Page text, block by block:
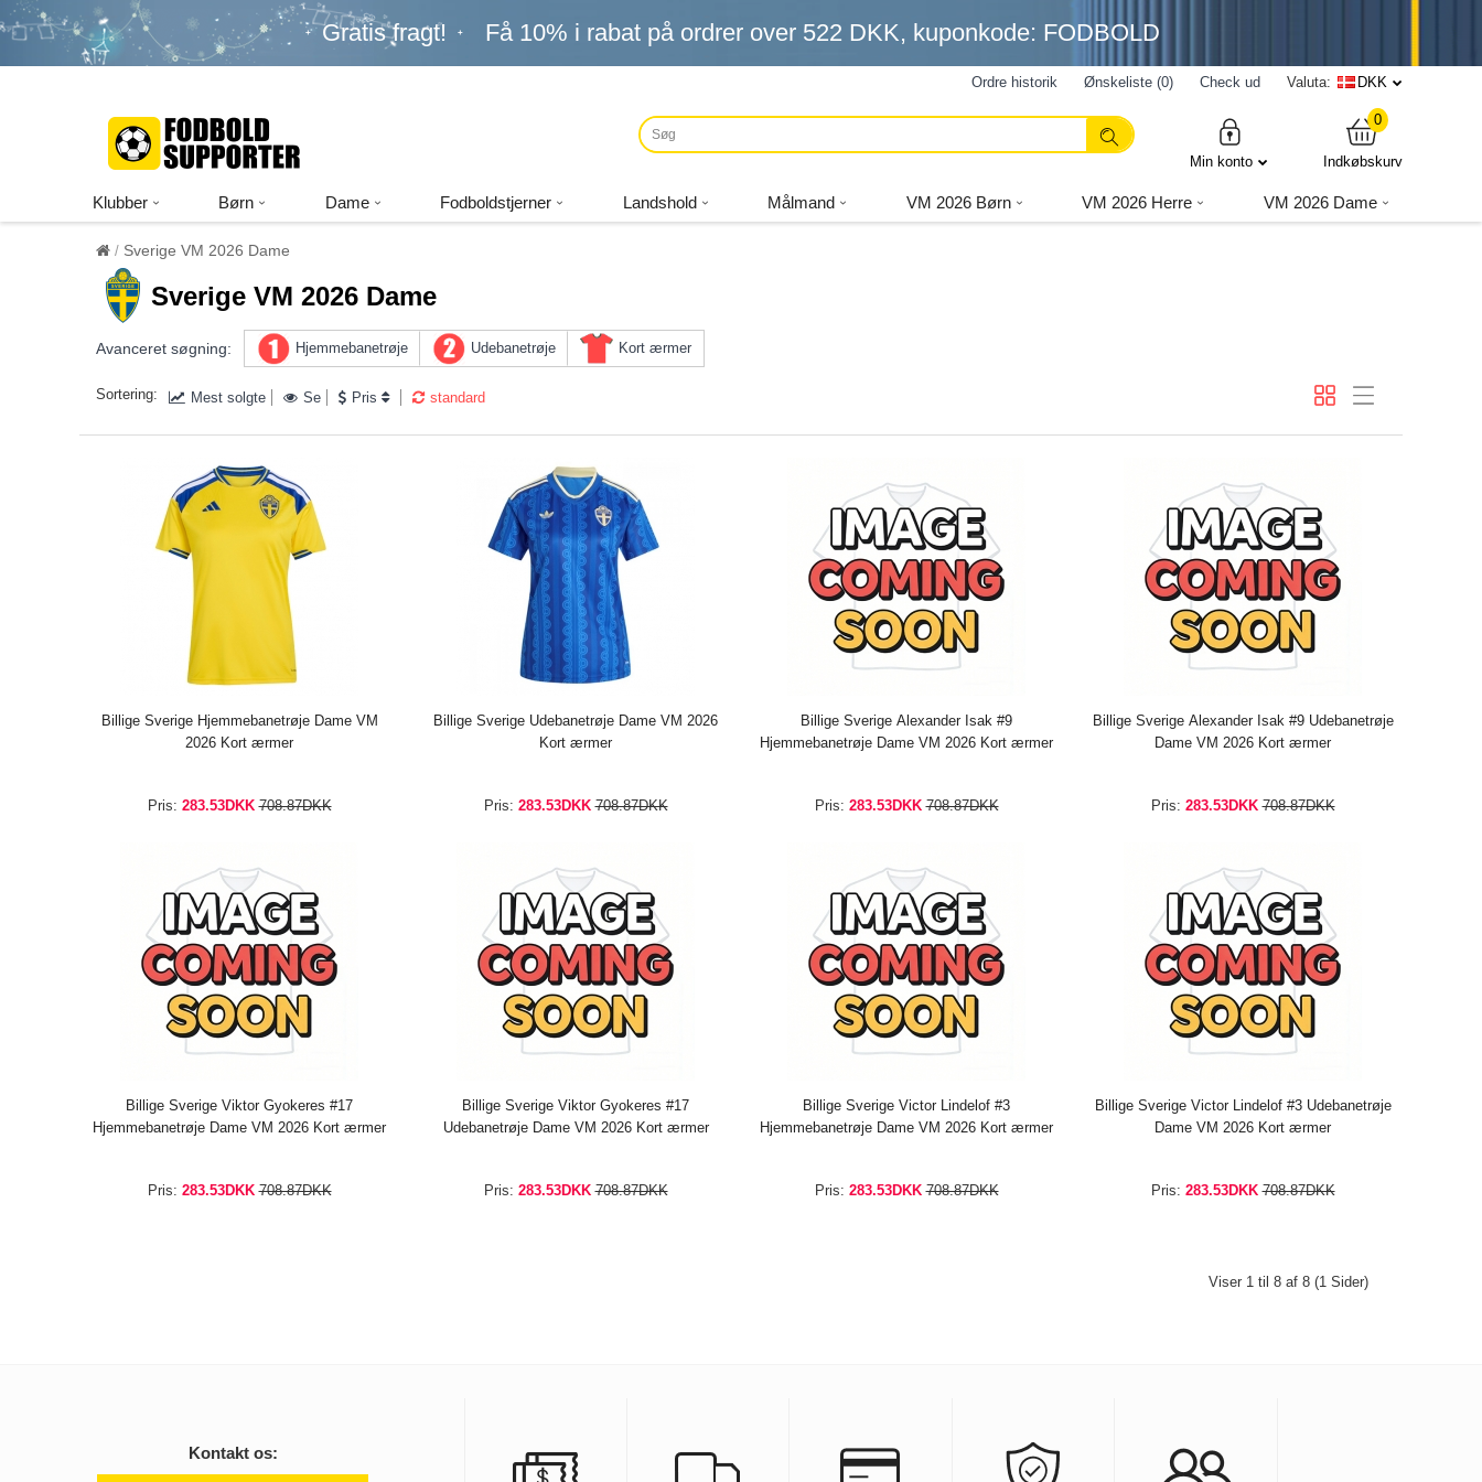
Gratis fragt! Få 10% i rabat på ordrer over 522 DKK, kuponkode: FODBOLD
Ordre historik Ønskeliste (0) Check ud Valuta: DKK
Min konto
0
Indkøbskurv
Klubber Børn Dame Fodboldstjerner Landshold Målmand VM 2026 Børn VM 2026 Herre VM 2026 Dame
Sverige VM 2026 Dame
Sverige VM 2026 Dame
Avanceret søgning: Hjemmebanetrøje Udebanetrøje Kort ærmer
Sortering: Mest solgte Se Pris standard
Billige Sverige Hjemmebanetrøje Dame VM
2026 Kort ærmer
Pris: 283.53DKK 708.87DKK
Billige Sverige Udebanetrøje Dame VM 2026
Kort ærmer
Pris: 283.53DKK 708.87DKK
Billige Sverige Alexander Isak #9
Hjemmebanetrøje Dame VM 2026 Kort ærmer
Pris: 283.53DKK 708.87DKK
Billige Sverige Alexander Isak #9 Udebanetrøje
Dame VM 2026 Kort ærmer
Pris: 283.53DKK 708.87DKK
Billige Sverige Viktor Gyokeres #17
Hjemmebanetrøje Dame VM 2026 Kort ærmer
Pris: 283.53DKK 708.87DKK
Billige Sverige Viktor Gyokeres #17
Udebanetrøje Dame VM 2026 Kort ærmer
Pris: 283.53DKK 708.87DKK
Billige Sverige Victor Lindelof #3
Hjemmebanetrøje Dame VM 2026 Kort ærmer
Pris: 283.53DKK 708.87DKK
Billige Sverige Victor Lindelof #3 Udebanetrøje
Dame VM 2026 Kort ærmer
Pris: 283.53DKK 708.87DKK
Viser 1 til 8 af 8 (1 Sider)
Kontakt os: